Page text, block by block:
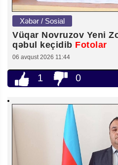
Xəbər / Sosial
Vüqar Novruzov Yeni
qəbul keçidib Fotolar
06 avqust 2026 11:44
1 0